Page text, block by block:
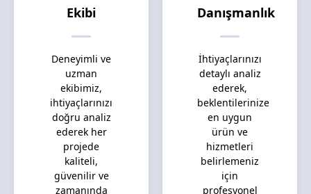
Ekibi
Deneyimli ve
uzman
ekibimiz,
ihtiyaçlarınızı
doğru analiz
ederek her
projede
kaliteli,
güvenilir ve
zamanında
Danışmanlık
İhtiyaçlarınızı
detaylı analiz
ederek,
beklentilerinize
en uygun
ürün ve
hizmetleri
belirlemeniz
için
profesyonel